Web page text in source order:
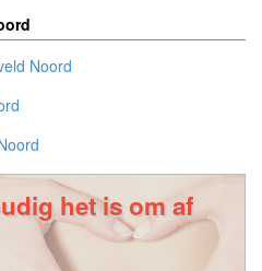
Noord
het is om af